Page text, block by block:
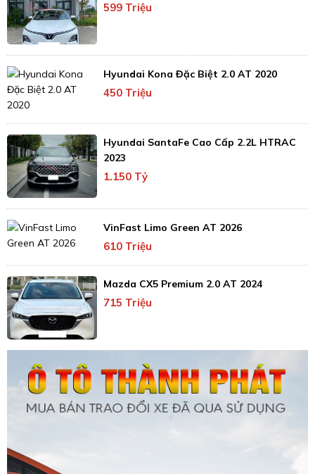
599 Triệu
Hyundai Kona Đặc Biệt 2.0 AT 2020
450 Triệu
Hyundai SantaFe Cao Cấp 2.2L HTRAC
2023
1.150 Tỷ
VinFast Limo Green AT 2026
610 Triệu
Mazda CX5 Premium 2.0 AT 2024
715 Triệu